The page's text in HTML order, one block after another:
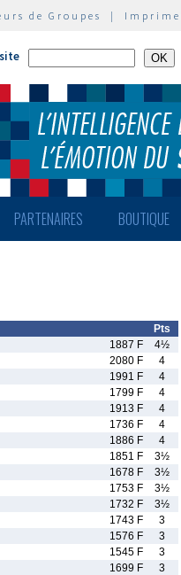
de Groupes |
PARTENAIRES BOUTIQUE
Pts
1887 F
4½
2080 F
4
1991 F
4
1799 F
4
1913 F
4
1736 F
4
1886 F
4
1851 F
3½
1678 F
3½
1753 F
3½
1732 F
3½
1743 F
3
1576 F
3
1545 F
3
1699 F
3